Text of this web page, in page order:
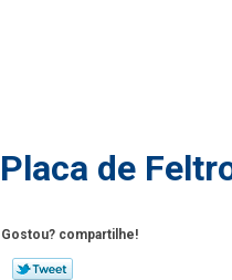
Placa de
Gostou? compartilhe!